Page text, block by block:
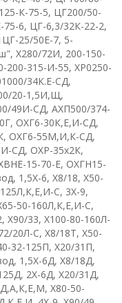
К-75-5, ЦГ200/50-
75-6, ЦГ-6,3/32К-22-2,
25/50Е-7, 5-
, Х280/72И, 200-150-
200-315-И-55, ХР0250-
34К.Е-СД,
20-1,5И,Щ,
49И-СД, АХП500/374-
, ОХГ6-30К,Е,И-СД,
, ОХГ6-55М,И,К-СД,
СД, ОХР-35х2К,
ВHE-15-70-E, ОХГН15-
, 1,5X-6, X8/18, Х50-
С, 3Х-9,
50-160Л,К,Е,И-С,
, Х90/33, Х100-80-160Л-
20Л-С, Х8/18Т, X50-
32-125П, Х20/31П,
, 1,5Х-6Д, Х8/18Д,
, 2Х-6Д, Х20/31Д,
, Х80-50-